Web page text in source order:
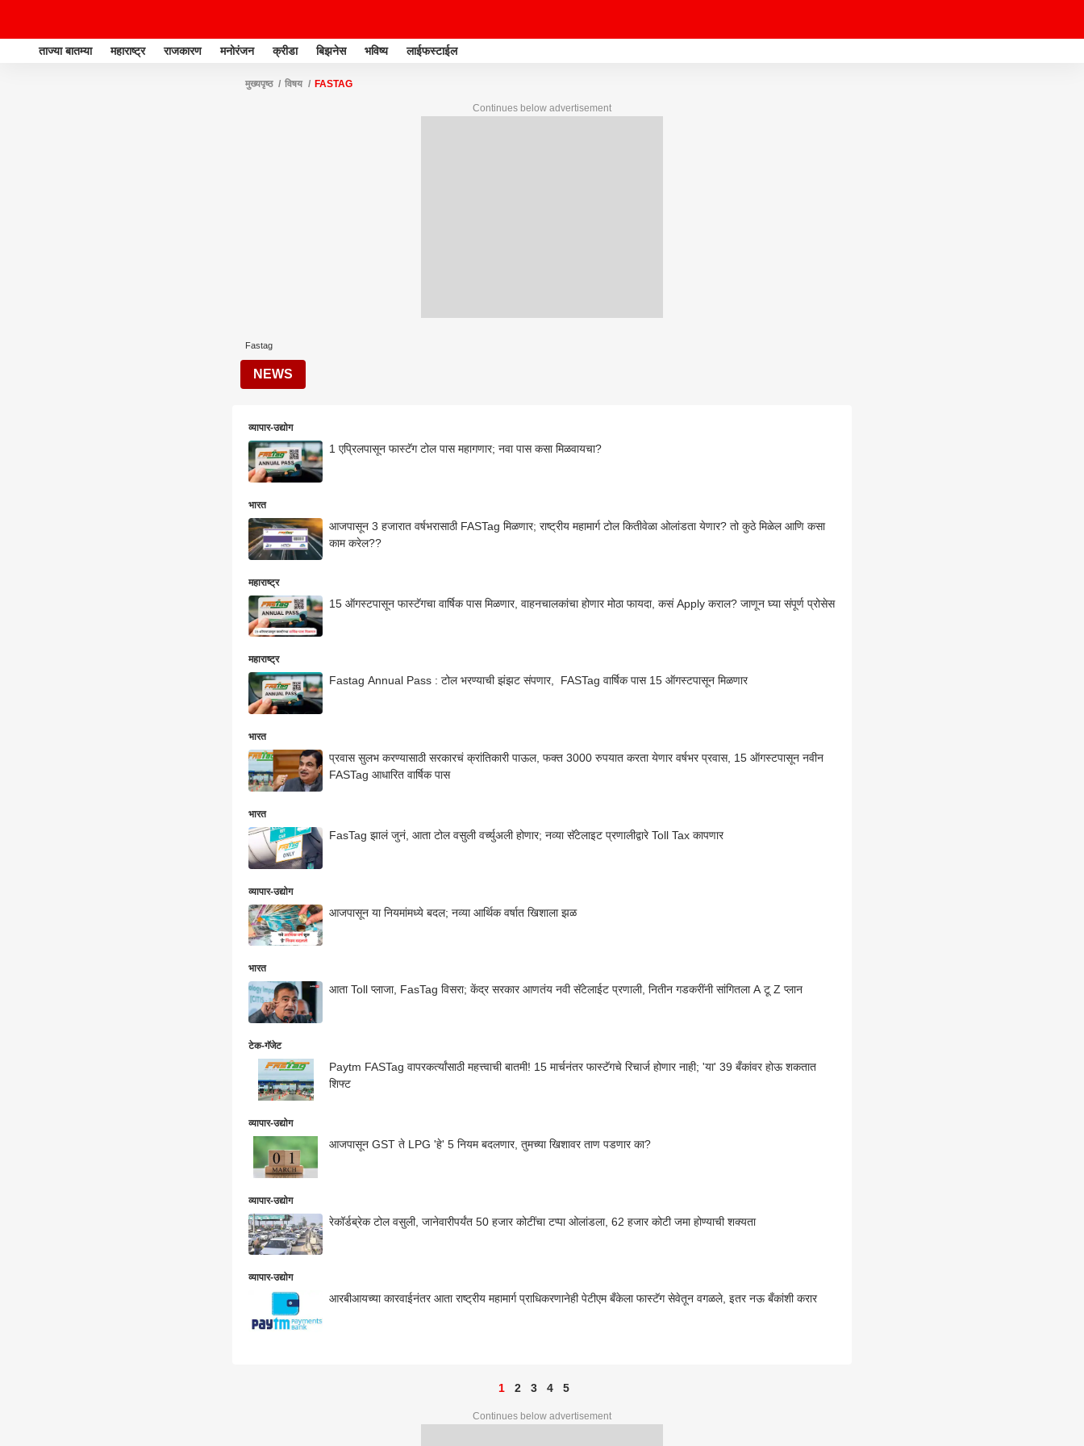
ताज्या बातम्या महाराष्ट्र राजकारण मनोरंजन क्रीडा बिझनेस भविष्य लाईफस्टाईल
मुख्यपृष्ठ विषय FASTAG
Continues below advertisement
Fastag
NEWS
व्यापार-उद्योग
1 एप्रिलपासून फास्टॅग टोल पास महागणार; नवा पास कसा मिळवायचा?
भारत
आजपासून 3 हजारात वर्षभरासाठी FASTag मिळणार; राष्ट्रीय महामार्ग टोल कितीवेळा ओलांडता येणार? तो कुठे मिळेल आणि कसा
काम करेल??
महाराष्ट्र
15 ऑगस्टपासून फास्टॅगचा वार्षिक पास मिळणार, वाहनचालकांचा होणार मोठा फायदा, कसं Apply कराल? जाणून घ्या संपूर्ण प्रोसेस
महाराष्ट्र
Fastag Annual Pass : टोल भरण्याची झंझट संपणार, FASTag वार्षिक पास 15 ऑगस्टपासून मिळणार
भारत
प्रवास सुलभ करण्यासाठी सरकारचं क्रांतिकारी पाऊल, फक्त 3000 रुपयात करता येणार वर्षभर प्रवास, 15 ऑगस्टपासून नवीन
FASTag आधारित वार्षिक पास
भारत
FasTag झालं जुनं, आता टोल वसुली वर्च्युअली होणार; नव्या सॅटेलाइट प्रणालीद्वारे Toll Tax कापणार
व्यापार-उद्योग
आजपासून या नियमांमध्ये बदल; नव्या आर्थिक वर्षात खिशाला झळ
भारत
आता Toll प्लाजा, FasTag विसरा; केंद्र सरकार आणतंय नवी सॅटेलाईट प्रणाली, नितीन गडकरींनी सांगितला A टू Z प्लान
टेक-गॅजेट
Paytm FASTag वापरकर्त्यांसाठी महत्त्वाची बातमी! 15 मार्चनंतर फास्टॅगचे रिचार्ज होणार नाही; 'या' 39 बँकांवर होऊ शकतात
शिफ्ट
व्यापार-उद्योग
आजपासून GST ते LPG 'हे' 5 नियम बदलणार, तुमच्या खिशावर ताण पडणार का?
व्यापार-उद्योग
रेकॉर्डब्रेक टोल वसुली, जानेवारीपर्यंत 50 हजार कोटींचा टप्पा ओलांडला, 62 हजार कोटी जमा होण्याची शक्यता
व्यापार-उद्योग
आरबीआयच्या कारवाईनंतर आता राष्ट्रीय महामार्ग प्राधिकरणानेही पेटीएम बँकेला फास्टॅग सेवेतून वगळले, इतर नऊ बँकांशी करार
1 2 3 4 5
Continues below advertisement